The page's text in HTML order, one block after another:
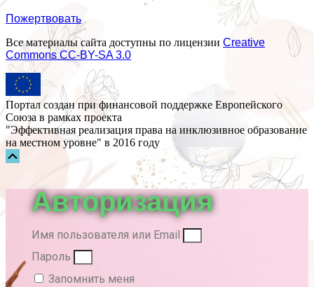
Пожертвовать
Все материалы сайта доступны по лицензии Creative
Commons СС-BY-SA 3.0
Портал создан при финансовой поддержке Европейского
Союза в рамках проекта
"Эффективная реализация права на инклюзивное образование
на местном уровне" в 2016 году
Прокрутка
Авторизация
Имя пользователя или Email
Пароль
Запомнить меня